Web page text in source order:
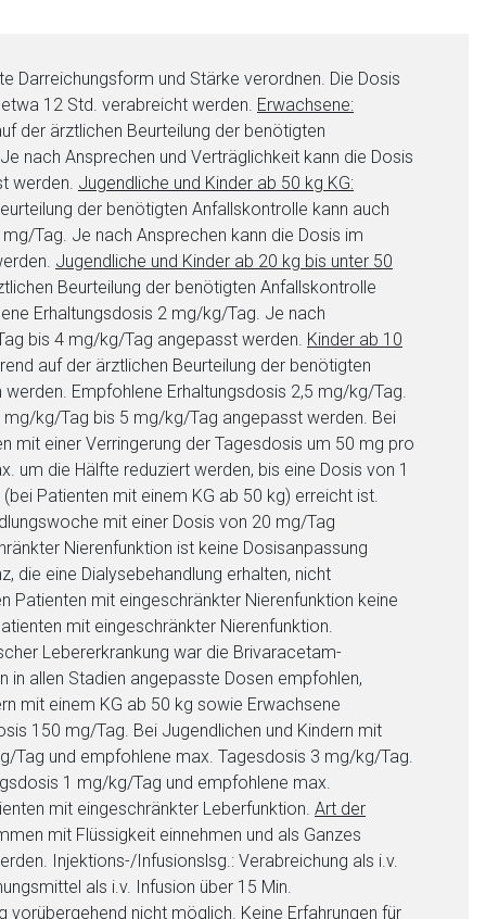
Darreichungsform und Stärke verordnen. Die Dosis
12 Std. verabreicht werden. Erwachsene:
der ärztlichen Beurteilung der benötigten
nach Ansprechen und Verträglichkeit kann die Dosis
werden. Jugendliche und Kinder ab 50 kg KG:
der benötigten Anfallskontrolle kann auch
Tag. Je nach Ansprechen kann die Dosis im
Jugendliche und Kinder ab 20 kg bis unter 50
Beurteilung der benötigten Anfallskontrolle
Erhaltungsdosis 2 mg/kg/Tag. Je nach
bis 4 mg/kg/Tag angepasst werden. Kinder ab 10
auf der ärztlichen Beurteilung der benötigten
Empfohlene Erhaltungsdosis 2,5 mg/kg/Tag.
kg/Tag bis 5 mg/kg/Tag angepasst werden. Bei
mit einer Verringerung der Tagesdosis um 50 mg pro
um die Hälfte reduziert werden, bis eine Dosis von 1
Patienten mit einem KG ab 50 kg) erreicht ist.
mit einer Dosis von 20 mg/Tag
Nierenfunktion ist keine Dosisanpassung
die eine Dialysebehandlung erhalten, nicht
Patienten mit eingeschränkter Nierenfunktion keine
mit eingeschränkter Nierenfunktion.
Lebererkrankung war die Brivaracetam-
allen Stadien angepasste Dosen empfohlen,
mit einem KG ab 50 kg sowie Erwachsene
150 mg/Tag. Bei Jugendlichen und Kindern mit
Tag und empfohlene max. Tagesdosis 3 mg/kg/Tag.
1 mg/kg/Tag und empfohlene max.
mit eingeschränkter Leberfunktion. Art der
mit Flüssigkeit einnehmen und als Ganzes
Injektions-/Infusionslsg.: Verabreichung als i.v.
als i.v. Infusion über 15 Min.
nicht möglich. Keine Erfahrungen für